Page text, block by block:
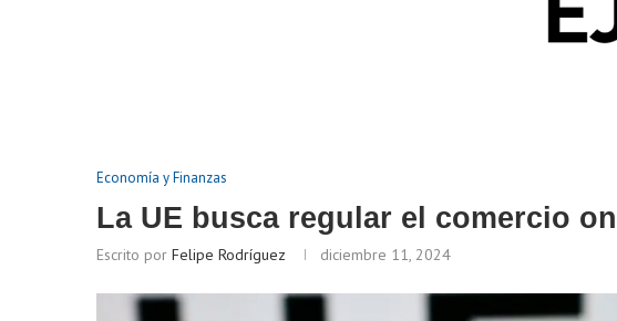
Economía y Finanzas
La UE busca regular el comercio
Escrito por Felipe Rodríguez diciembre 11, 2024